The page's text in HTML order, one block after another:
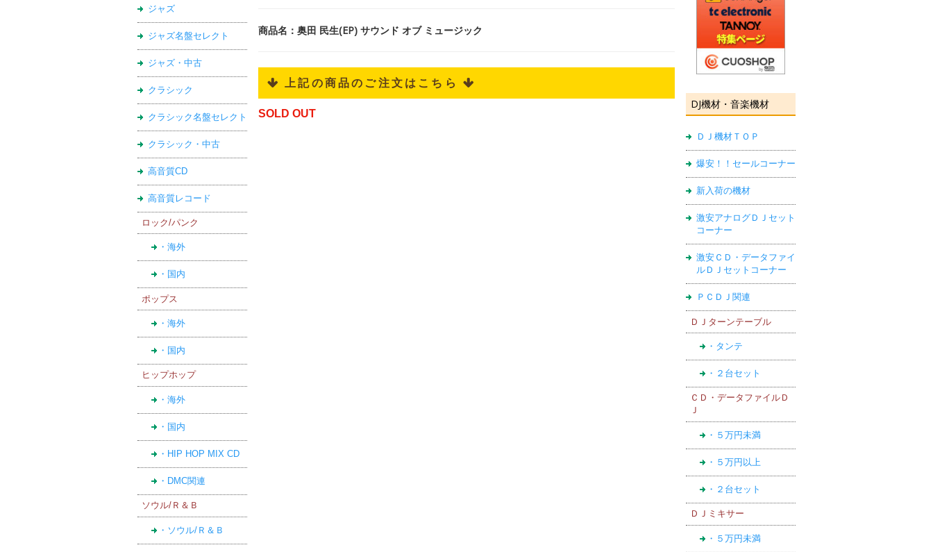
ジャズ
ジャズ名盤セレクト
ジャズ・中古
クラシック
クラシック名盤セレクト
クラシック・中古
高音質CD
高音質レコード
ロック/パンク
・海外
・国内
ポップス
・海外
・国内
ヒップホップ
・海外
・国内
・HIP HOP MIX CD
・DMC関連
ソウル/Ｒ＆Ｂ
・ソウル/Ｒ＆Ｂ
DJ機材・音楽機材
ＤＪ機材ＴＯＰ
爆安！！セールコーナー
新入荷の機材
激安アナログＤＪセット
コーナー
激安ＣＤ・データファイ
ルＤＪセットコーナー
ＰＣＤＪ関連
ＤＪターンテーブル
・タンテ
・２台セット
ＣＤ・データファイルＤ
Ｊ
・５万円未満
・５万円以上
・２台セット
ＤＪミキサー
・５万円未満
商品名：奥田 民生(EP) サウンド オブ ミュージック
 上記の商品のご注文はこちら 
SOLD OUT